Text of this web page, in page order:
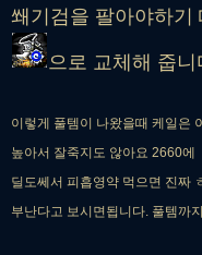
쐐기검을 팔아야하기
으로 교체해 줍니
이렇게 풀템이 나왔을때 케일은
높아서 잘죽지도 않아요 2660에
딜도쎄서 피흡영약 먹으면 진짜
부난다고 보시면됩니다. 풀템까